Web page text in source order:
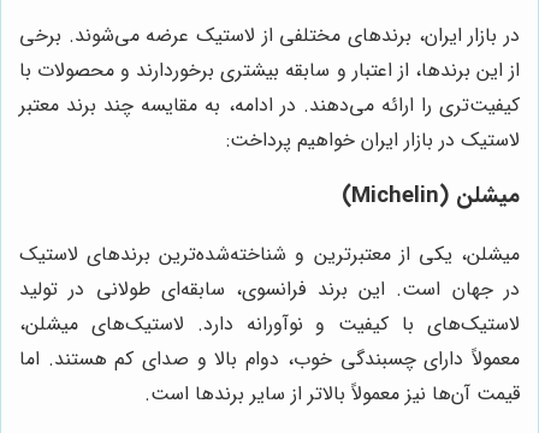
در بازار ایران، برندهای مختلفی از لاستیک عرضه می‌شوند. برخی
از این برندها، از اعتبار و سابقه بیشتری برخوردارند و محصولات با
کیفیت‌تری را ارائه می‌دهند. در ادامه، به مقایسه چند برند معتبر
لاستیک در بازار ایران خواهیم پرداخت:
میشلن (Michelin)
میشلن، یکی از معتبرترین و شناخته‌شده‌ترین برندهای لاستیک
در جهان است. این برند فرانسوی، سابقه‌ای طولانی در تولید
لاستیک‌های با کیفیت و نوآورانه دارد. لاستیک‌های میشلن،
معمولاً دارای چسبندگی خوب، دوام بالا و صدای کم هستند. اما
قیمت آن‌ها نیز معمولاً بالاتر از سایر برندها است.